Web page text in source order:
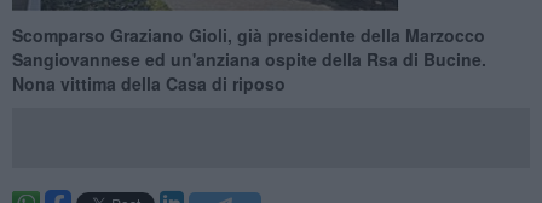
Scomparso Graziano Gioli, già presidente della Marzocco
Sangiovannese ed un'anziana ospite della Rsa di Bucine.
Nona vittima della Casa di riposo